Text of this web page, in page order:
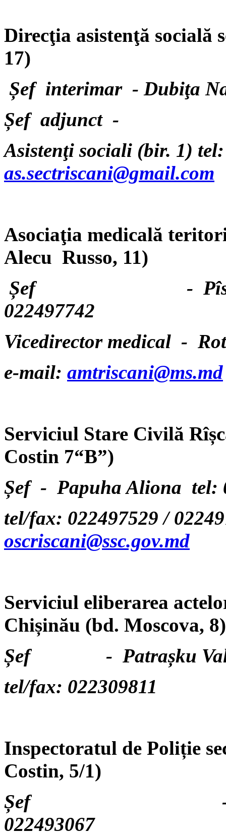
Direcţia asistenţă socială
17)
Șef interimar - Dubiţa
Șef adjunct -
Asistenţi sociali (bir. 1)
as.sectriscani@gmail.com
Asociaţia medicală
Alecu Russo, 11)
Șef - Pîslaru
022497742
Vicedirector medical -
e-mail: amtriscani@ms.md
Serviciul Stare Civilă
Costin 7“B”)
Șef - Papuha Aliona tel:
tel/fax: 022497529 /
oscriscani@ssc.gov.md
Serviciul eliberarea
Chișinău (bd. Moscova, 8)
Șef - Patrașku
tel/fax: 022309811
Inspectoratul de Poliție
Costin, 5/1)
Șef - Paiu
022493067